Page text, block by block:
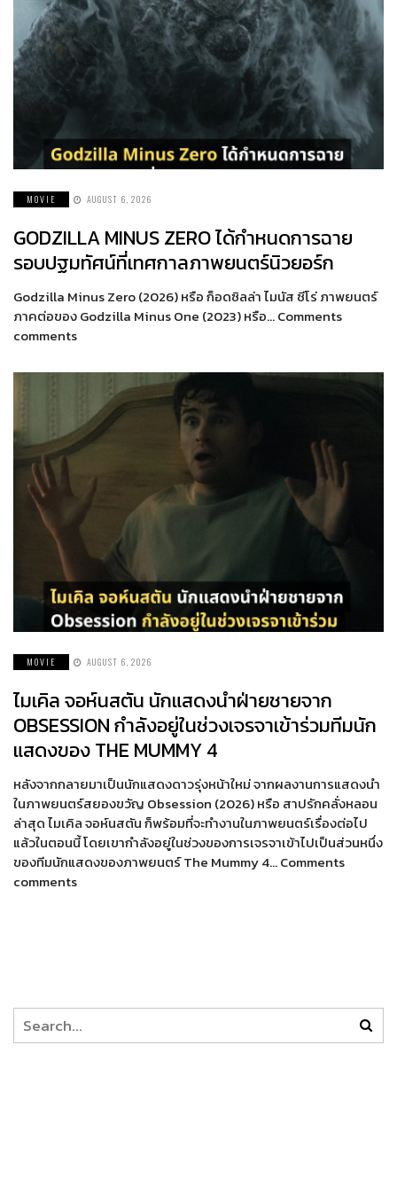
MOVIE AUGUST 6, 2026
GODZILLA MINUS ZERO ได้กำหนดการฉาย
รอบปฐมทัศน์ที่เทศกาลภาพยนตร์นิวยอร์ก
Godzilla Minus Zero (2026) หรือ ก็อดซิลล่า ไมนัส ซีโร่ ภาพยนตร์
ภาคต่อของ Godzilla Minus One (2023) หรือ… Comments
comments
MOVIE AUGUST 6, 2026
ไมเคิล จอห์นสตัน นักแสดงนำฝ่ายชายจาก
OBSESSION กำลังอยู่ในช่วงเจรจาเข้าร่วมทีมนัก
แสดงของ THE MUMMY 4
หลังจากกลายมาเป็นนักแสดงดาวรุ่งหน้าใหม่ จากผลงานการแสดงนำ
ในภาพยนตร์สยองขวัญ Obsession (2026) หรือ สาปรักคลั่งหลอน
ล่าสุด ไมเคิล จอห์นสตัน ก็พร้อมที่จะทำงานในภาพยนตร์เรื่องต่อไป
แล้วในตอนนี้ โดยเขากำลังอยู่ในช่วงของการเจรจาเข้าไปเป็นส่วนหนึ่ง
ของทีมนักแสดงของภาพยนตร์ The Mummy 4… Comments
comments